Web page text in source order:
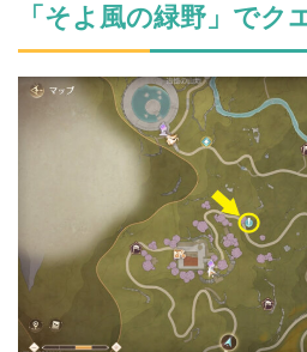
「そよ風の緑野」でク